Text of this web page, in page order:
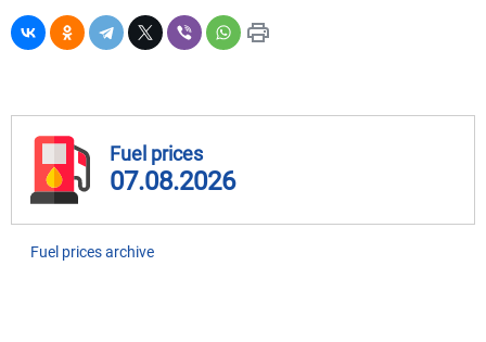
Fuel prices
07.08.2026
Fuel prices archive